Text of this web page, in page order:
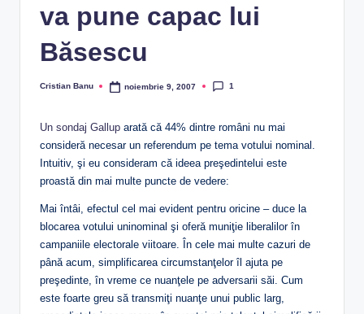
va pune capac lui
Băsescu
Posted
Cristian Banu noiembrie 9, 2007 1
Un sondaj Gallup arată că 44% dintre români nu mai
consideră necesar un referendum pe tema votului nominal.
Intuitiv, şi eu consideram că ideea preşedintelui este
proastă din mai multe puncte de vedere:
Mai întâi, efectul cel mai evident pentru oricine – duce la
blocarea votului uninominal şi oferă muniţie liberalilor în
campaniile electorale viitoare. În cele mai multe cazuri de
până acum, simplificarea circumstanţelor îl ajuta pe
preşedinte, în vreme ce nuanţele pe adversarii săi. Cum
este foarte greu să transmiţi nuanţe unui public larg,